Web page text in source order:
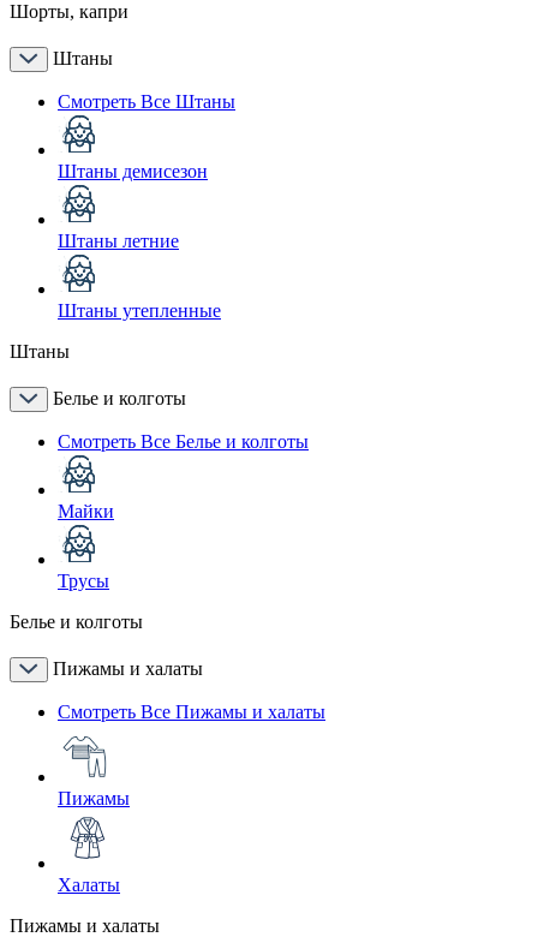
Шорты, капри
Штаны
Смотреть Все Штаны
Штаны демисезон
Штаны летние
Штаны утепленные
Штаны
Белье и колготы
Смотреть Все Белье и колготы
Майки
Трусы
Белье и колготы
Пижамы и халаты
Смотреть Все Пижамы и халаты
Пижамы
Халаты
Пижамы и халаты